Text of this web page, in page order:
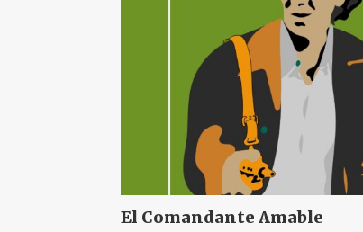
El Comandante Amable